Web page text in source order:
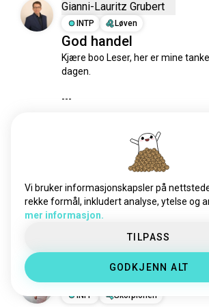
Gianni-Lauritz Grubert
INTP
Løven
God handel
Kjære boo Leser, her er mine
dagen.
---
De nedenforstående forklaringene
avhandling med postulater og
en heuristikk å ha i bakhodet.
Fri 🌊
Frihet gjennom en delt
praksis, f.eks. svindel, som ville
INFP
Skorpionen
Vi bruker informasjonskapsler på
rekke formål, inkludert analyse, ytelse og
mer informasjon.
TILPASS
GODKJENN ALT